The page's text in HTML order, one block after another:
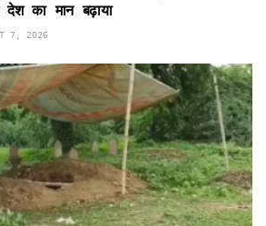
देश का मान बढ़ाया
7, 2026